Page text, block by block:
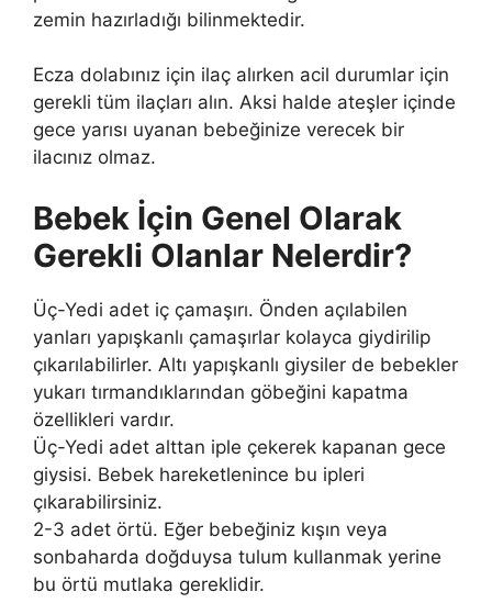
zemin hazırladığı bilinmektedir.
Ecza dolabınız için ilaç alırken acil durumlar için
gerekli tüm ilaçları alın. Aksi halde ateşler içinde
gece yarısı uyanan bebeğinize verecek bir
ilacınız olmaz.
Bebek İçin Genel Olarak
Gerekli Olanlar Nelerdir?
Üç-Yedi adet iç çamaşırı. Önden açılabilen
yanları yapışkanlı çamaşırlar kolayca giydirilip
çıkarılabilirler. Altı yapışkanlı giysiler de bebekler
yukarı tırmandıklarından göbeğini kapatma
özellikleri vardır.
Üç-Yedi adet alttan iple çekerek kapanan gece
giysisi. Bebek hareketlenince bu ipleri
çıkarabilirsiniz.
2-3 adet örtü. Eğer bebeğiniz kışın veya
sonbaharda doğduysa tulum kullanmak yerine
bu örtü mutlaka gereklidir.